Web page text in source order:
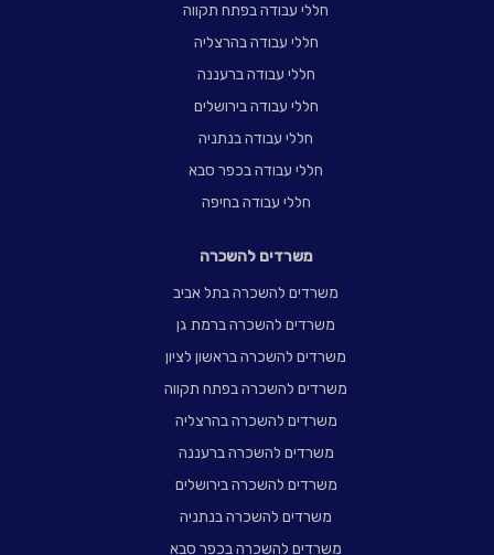
חללי עבודה בפתח תקווה
חללי עבודה בהרצליה
חללי עבודה ברעננה
חללי עבודה בירושלים
חללי עבודה בנתניה
חללי עבודה בכפר סבא
חללי עבודה בחיפה
משרדים להשכרה
משרדים להשכרה בתל אביב
משרדים להשכרה ברמת גן
משרדים להשכרה בראשון לציון
משרדים להשכרה בפתח תקווה
משרדים להשכרה בהרצליה
משרדים להשכרה ברעננה
משרדים להשכרה בירושלים
משרדים להשכרה בנתניה
משרדים להשכרה בכפר סבא